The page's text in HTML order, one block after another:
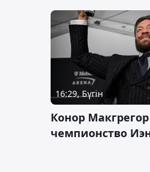
16:29, Бүгін
Конор
чемпионство